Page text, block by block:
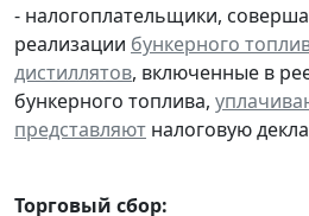
- налогоплательщики,
реализации бункерного
дистиллятов, включенные в
бункерного топлива,
представляют налоговую
Торговый сбор: